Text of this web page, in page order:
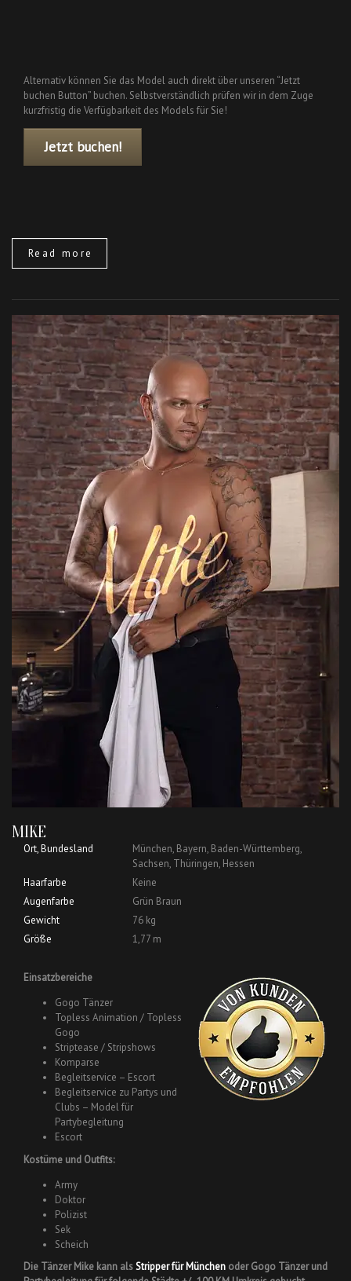
Alternativ können Sie das Model auch direkt über unseren “Jetzt
buchen Button” buchen. Selbstverständlich prüfen wir in dem Zuge
kurzfristig die Verfügbarkeit des Models für Sie!
Jetzt buchen!
Read more
MIKE
Ort, Bundesland
München, Bayern, Baden-Württemberg,
Sachsen, Thüringen, Hessen
Haarfarbe
Keine
Augenfarbe
Grün Braun
Gewicht
76 kg
Größe
1,77 m
Einsatzbereiche
Gogo Tänzer
Topless Animation / Topless
Gogo
Striptease / Stripshows
Komparse
Begleitservice – Escort
Begleitservice zu Partys und
Clubs – Model für
Partybegleitung
Escort
Kostüme und Outfits:
Army
Doktor
Polizist
Sek
Scheich
Die Tänzer Mike kann alsStripper für München oder Gogo Tänzer und